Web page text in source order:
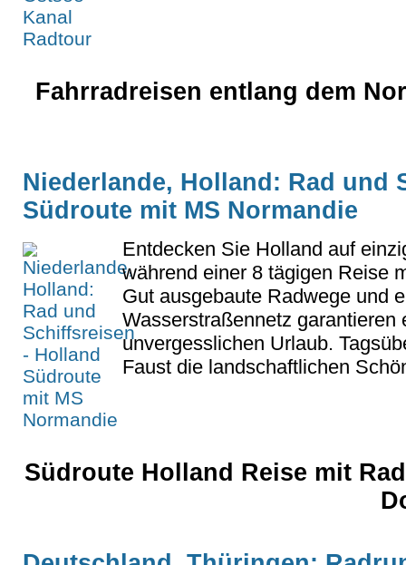
Fahrradreisen entlang dem
Niederlande, Holland: Rad und
Südroute mit MS Normandie
Entdecken Sie Holland auf
während einer 8 tägigen Reise
Gut ausgebaute Radwege und
Wasserstraßennetz garantieren
unvergesslichen Urlaub.
Faust die landschaftlichen
Südroute Holland Reise mit